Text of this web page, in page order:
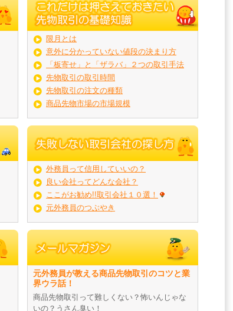
限月とは
意外に分かっていない値段の決まり方
「板寄せ」と「ザラバ」２つの取引手法
先物取引の取引時間
先物取引の注文の種類
商品先物市場の市場規模
外務員って信用していいの？
良い会社ってどんな会社？
ここがお勧め!!取引会社１０選！
元外務員のつぶやき
元外務員が教える商品先物取引のコツと業
界ウラ話！
商品先物取引って難しくない？怖いんじゃな
いの？うさん臭い！